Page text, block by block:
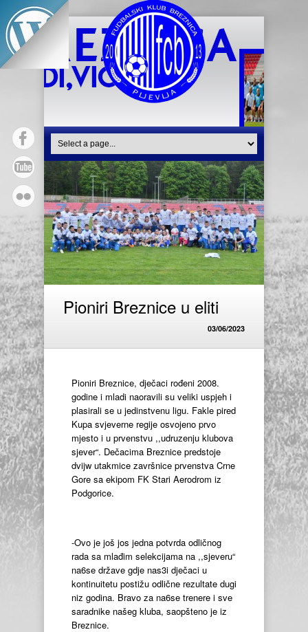
Pioniri Breznice u eliti
03/06/2023
Pioniri Breznice, dječaci rođeni 2008.
godine i mladi naoravili su veliki uspjeh i
plasirali se u jedinstvenu ligu. Fakle pired
Kupa svjeverne regije osvojeno prvo
mjesto i u prvenstvu ,,udruzenju klubova
sjever“. Dečacima Breznice predstoje
dvijw utakmice završnice prvenstva Crne
Gore sa ekipom FK Stari Aerodrom iz
Podgorice.
-Ovo je još jos jedna potvrda odličnog
rada sa mlađim selekcijama na ,,sjeveru“
na6se države gdje nas3i dječaci u
kontinuitetu postižu odlične rezultate dugi
niz godina. Bravo za na6se trenere i sve
saradnike našeg kluba, saopšteno je iz
Breznice.